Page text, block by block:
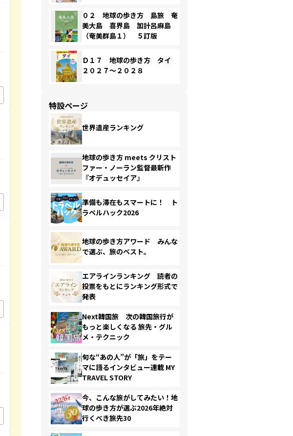
０２ 地球の歩き方 島旅 奄
美大島 喜界島 加計呂麻島
（奄美群島１） ５訂版
Ｄ１７ 地球の歩き方 タイ
２０２７～２０２８
特設ページ
世界遺産ランキング
地球の歩き方 meets クリスト
ファー・ノーラン監督最新作
『オデュッセイア』
準備も滞在もスマートに！ ト
ラベルハック2026
地球の歩き方アワード みんな
で選ぶ、旅のベスト。
エアラインランキング 読者の
投票をもとにランキング形式で
発表
Next韓国旅 次の韓国旅行が
もっと楽しくなる 旅先・グル
メ・テクニック
旬な“あの人”が「旅」をテー
マに語るインタビュー連載 MY
TRAVEL STORY
今、こんな旅がしてみたい！地
球の歩き方が選ぶ2026年絶対
行くべき旅先30